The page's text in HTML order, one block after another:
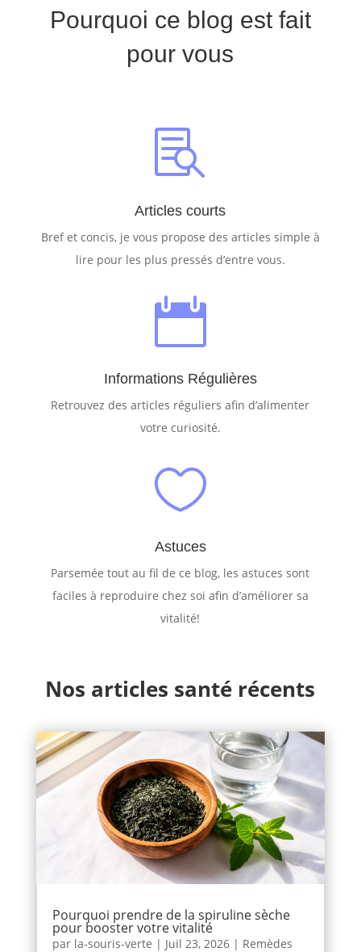
Pourquoi ce blog est fait
pour vous

Articles courts
Bref et concis, je vous propose des articles simple à
lire pour les plus pressés d’entre vous.

Informations Régulières
Retrouvez des articles réguliers afin d’alimenter
votre curiosité.

Astuces
Parsemée tout au fil de ce blog, les astuces sont
faciles à reproduire chez soi afin d’améliorer sa
vitalité!
Nos articles santé récents
Pourquoi prendre de la spiruline sèche
pour booster votre vitalité
par la-souris-verte | Juil 23, 2026| Remèdes